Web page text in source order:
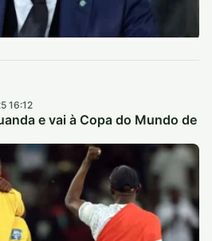
16:12
e vai à Copa do Mundo de